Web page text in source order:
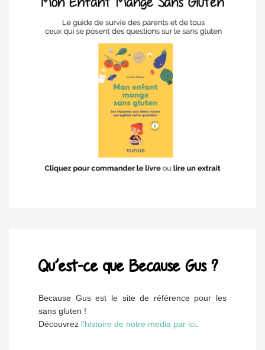
Qu’est-ce que Because Gus ?
Because Gus est le site de référence pour les
sans gluten !
Découvrez l'histoire de notre media par ici